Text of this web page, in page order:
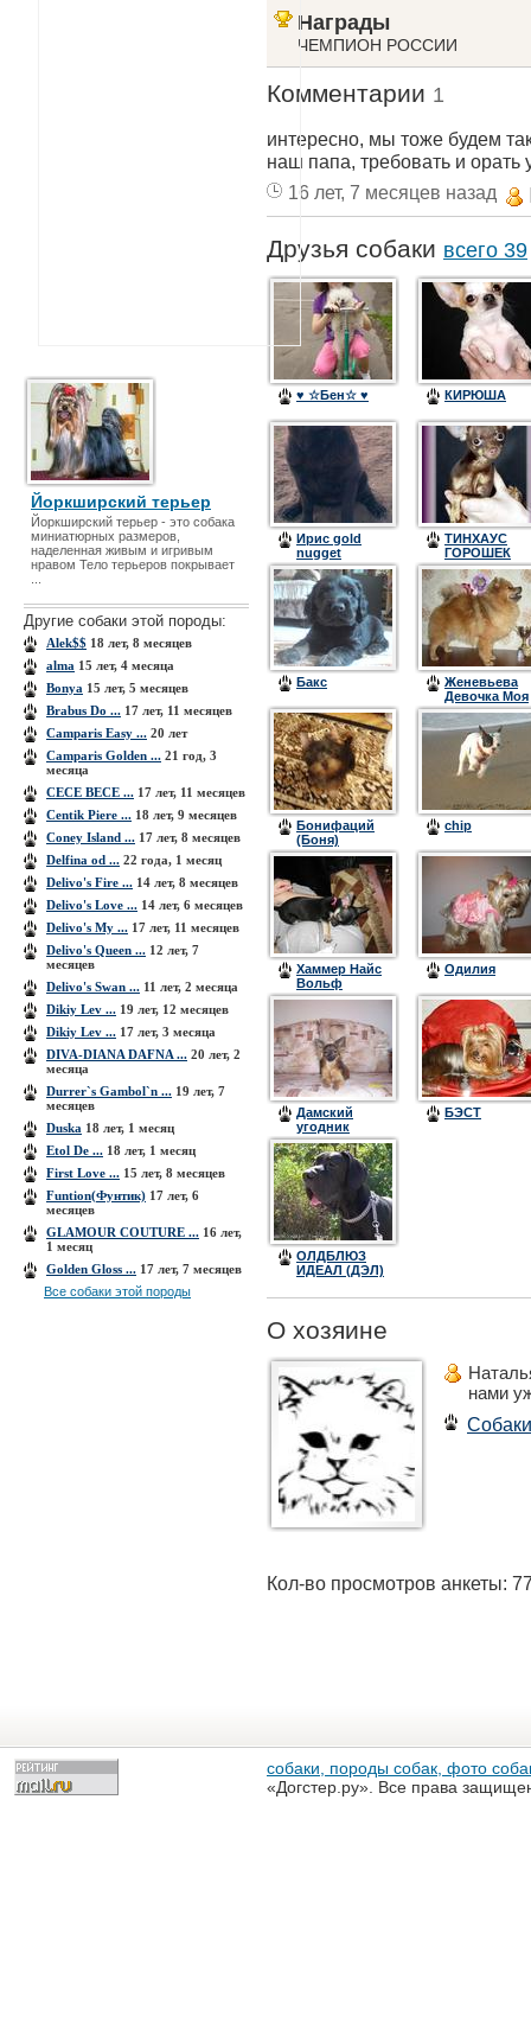
Йоркширский терьер
Йоркширский терьер - это собака
миниатюрных размеров,
наделенная живым и игривым
нравом Тело терьеров покрывает
Другие собаки этой породы:
Alek$$ 18 лет, 8 месяцев
alma 15 лет, 4 месяца
Bonya 15 лет, 5 месяцев
Brabus Do ... 17 лет, 11 месяцев
Camparis Easy ... 20 лет
Camparis Golden ... 21 год, 3
месяца
CECE BECE ... 17 лет, 11 месяцев
Centik Piere ... 18 лет, 9 месяцев
Coney Island ... 17 лет, 8 месяцев
Delfina od ... 22 года, 1 месяц
Delivo's Fire ... 14 лет, 8 месяцев
Delivo's Love ... 14 лет, 6 месяцев
Delivo's My ... 17 лет, 11 месяцев
Delivo's Queen ... 12 лет, 7
месяцев
Delivo's Swan ... 11 лет, 2 месяца
Dikiy Lev ... 19 лет, 12 месяцев
Dikiy Lev ... 17 лет, 3 месяца
DIVA-DIANA DAFNA ... 20 лет, 2
месяца
Durrer`s Gambol`n ... 19 лет, 7
месяцев
Duska 18 лет, 1 месяц
Etol De ... 18 лет, 1 месяц
First Love ... 15 лет, 8 месяцев
Funtion(Фунтик) 17 лет, 6
месяцев
GLAMOUR COUTURE ... 16 лет,
1 месяц
Golden Gloss ... 17 лет, 7 месяцев
Все собаки этой породы
Награды
ЧЕМПИОН РОССИИ
Комментарии 1
интересно, мы тоже будем
наш папа, требовать и орать
16 лет, 7 месяцев назад
Друзья собаки всего 39
♥ ☆Бен☆ ♥ КИРЮША
Ирис gold
nugget
ТИНХАУС
ГОРОШЕК
(ГОРОХ)
Бакс
Женевьева
Девочка Моя
Бонифаций
(Боня)
chip
Хаммер Найс
Вольф
Одилия
Дамский
угодник
Дионис
БЭСТ
ОЛДБЛЮЗ
ИДЕАЛ (ДЭЛ)
О хозяине
нами
Собаки
Кол-во просмотров анкеты:
собаки, породы собак, фото
«Догстер.ру». Все права